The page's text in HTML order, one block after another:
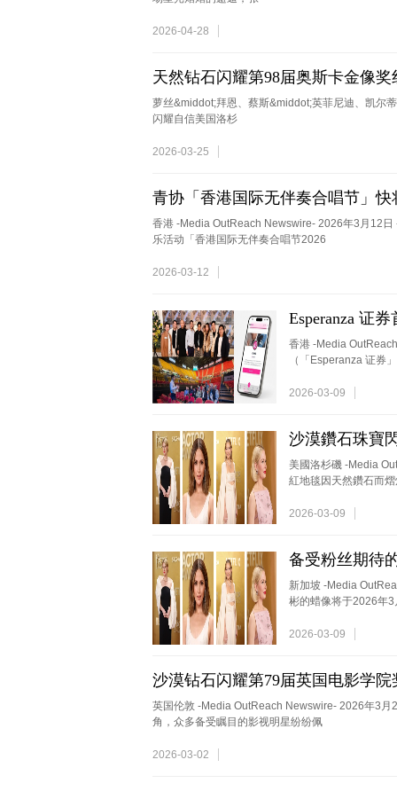
2026-04-28
天然钻石闪耀第98届奥斯卡金像
萝丝&middot;拜恩、蔡斯&middot;英菲尼迪、凯尔
闪耀自信美国洛杉
2026-03-25
青协「香港国际无伴奏合唱节」
香港 -Media OutReach Newswire- 2026年3月12
乐活动「香港国际无伴奏合唱节2026
2026-03-12
Esperanza 证
香港 -Media
（「Esperanza 证券
2026-03-09
沙漠鑽石珠寶
美國洛杉磯 -Media
紅地毯因天然鑽石而
2026-03-09
备受粉丝期待
新加坡 -Media
彬的蜡像将于2026年
2026-03-09
沙漠钻石闪耀第79届英国电影学
英国伦敦 -Media OutReach Newswire- 2026年3月
角，众多备受瞩目的影视明星纷纷佩
2026-03-02